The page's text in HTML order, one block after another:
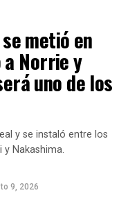
en sets corridos
partidos
de los octavos; la
el 8 y el 9 de agosto
golpe y
Sabalenka por
metió en
Norrie y
uno de los
y se instaló entre los
Nakashima.
9, 2026